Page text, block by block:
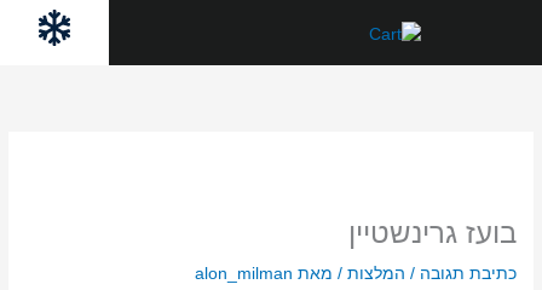
בועז גרינשטיין
כתיבת תגובה / המלצות / מאת alon_milman